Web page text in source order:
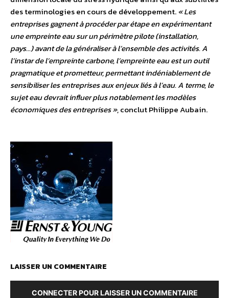
des terminologies en cours de développement.« Les
entreprises gagnent à procéder par étape en expérimentant
une empreinte eau sur un périmètre pilote (installation,
pays…) avant de la généraliser à l’ensemble des activités. A
l’instar de l’empreinte carbone, l’empreinte eau est un outil
pragmatique et prometteur, permettant indéniablement de
sensibiliser les entreprises aux enjeux liés à l’eau. A terme, le
sujet eau devrait influer plus notablement les modèles
économiques des entreprises », conclut Philippe Aubain.
LAISSER UN COMMENTAIRE
CONNECTER POUR LAISSER UN COMMENTAIRE